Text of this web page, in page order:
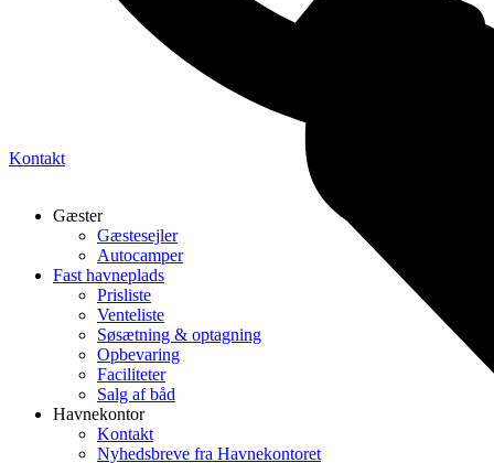
Kontakt
Gæster
Gæstesejler
Autocamper
Fast havneplads
Prisliste
Venteliste
Søsætning & optagning
Opbevaring
Faciliteter
Salg af båd
Havnekontor
Kontakt
Nyhedsbreve fra Havnekontoret